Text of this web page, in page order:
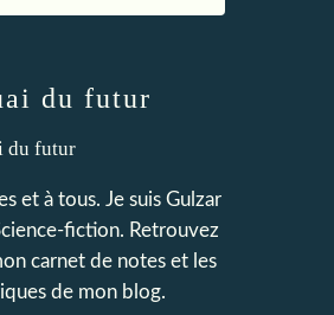
du futur
et à tous. Je suis Gulzar
fiction. Retrouvez
carnet de notes et les
de mon blog.